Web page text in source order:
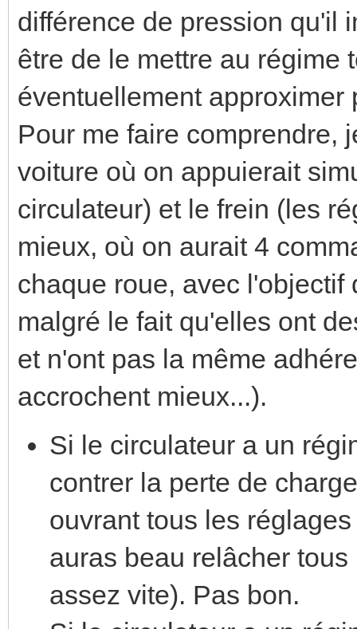
différence de pression qu'il
être de le mettre au régime
éventuellement approximer
Pour me faire comprendre,
voiture où on appuierait
circulateur) et le frein (les
mieux, où on aurait 4
chaque roue, avec
malgré le fait qu'elles ont
et n'ont pas la même
accrochent mieux...).
Si le circulateur a un
contrer la perte de
ouvrant tous les
auras beau relâcher
assez vite). Pas bon.